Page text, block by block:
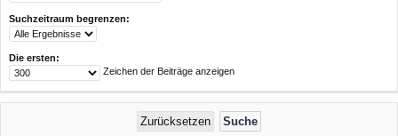
Suchzeitraum begrenzen:
Die ersten:
Zeichen der Beiträge anzeigen